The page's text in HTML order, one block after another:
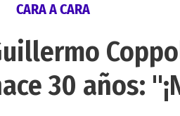
CARA A CARA
30 años: